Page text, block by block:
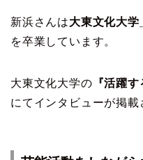
新浜さんは大東文化大
を卒業しています。
大東文化大学の 『活躍
にてインタビューが掲載